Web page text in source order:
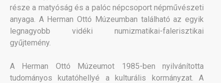
része a matyóság és a palóc népcsoport népművészeti
anyaga. A Herman Ottó Múzeumban található az egyik
legnagyobb vidéki numizmatikai-falerisztikai
gyűjtemény.
A Herman Ottó Múzeumot 1985-ben nyilvánította
tudományos kutatóhellyé a kulturális kormányzat. A